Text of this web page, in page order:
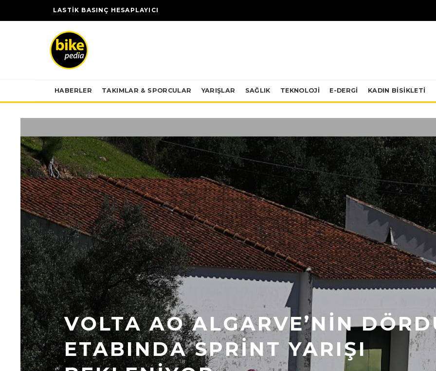
LASTİK BASINÇ HESAPLAYICI
HABERLER TAKIMLAR & SPORCULAR YARIŞLAR SAĞLIK TEKNOLOJI E-DERGİ KADIN BISIKLETI
VOLTA AO ALGARVE’NIN
ETABINDA SPRINT YARIŞI